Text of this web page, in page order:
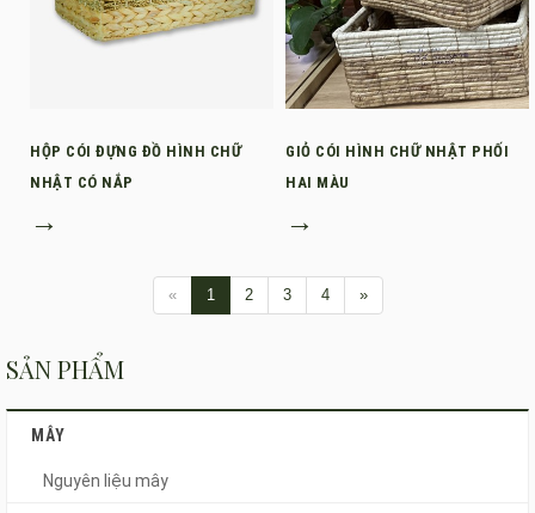
HỘP CÓI ĐỰNG ĐỒ HÌNH CHỮ
NHẬT CÓ NẮP
→
GIỎ CÓI HÌNH CHỮ NHẬT PHỐI
HAI MÀU
→
« 1 2 3 4 »
SẢN PHẨM
MÂY
Nguyên liệu mây